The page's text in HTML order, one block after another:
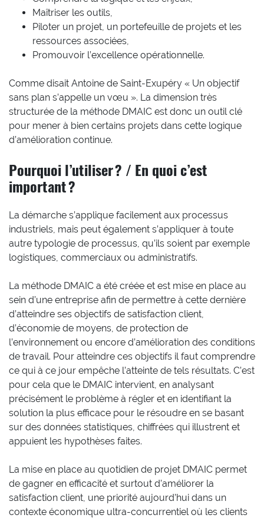
Maîtriser les outils,
Piloter un projet, un portefeuille de projets et les
ressources associées,
Promouvoir l’excellence opérationnelle.
Comme disait Antoine de Saint-Exupéry « Un objectif
sans plan s’appelle un vœu ». La dimension très
structurée de la méthode DMAIC est donc un outil clé
pour mener à bien certains projets dans cette logique
d’amélioration continue.
Pourquoi l’utiliser ? / En quoi c’est
important ?
La démarche s’applique facilement aux processus
industriels, mais peut également s’appliquer à toute
autre typologie de processus, qu’ils soient par exemple
logistiques, commerciaux ou administratifs.
La méthode DMAIC a été créée et est mise en place au
sein d’une entreprise afin de permettre à cette dernière
d’atteindre ses objectifs de satisfaction client,
d’économie de moyens, de protection de
l’environnement ou encore d’amélioration des conditions
de travail. Pour atteindre ces objectifs il faut comprendre
ce qui à ce jour empêche l’atteinte de tels résultats. C’est
pour cela que le DMAIC intervient, en analysant
précisément le problème à régler et en identifiant la
solution la plus efficace pour le résoudre en se basant
sur des données statistiques, chiffrées qui illustrent et
appuient les hypothèses faites.
La mise en place au quotidien de projet DMAIC permet
de gagner en efficacité et surtout d’améliorer la
satisfaction client, une priorité aujourd’hui dans un
contexte économique ultra-concurrentiel où les clients